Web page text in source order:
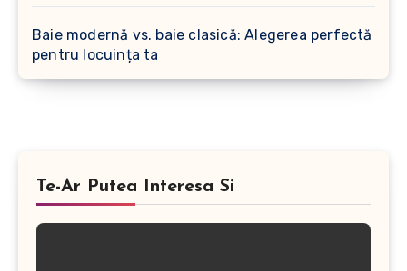
Baie modernă vs. baie clasică: Alegerea perfectă
pentru locuința ta
Te-Ar Putea Interesa Si